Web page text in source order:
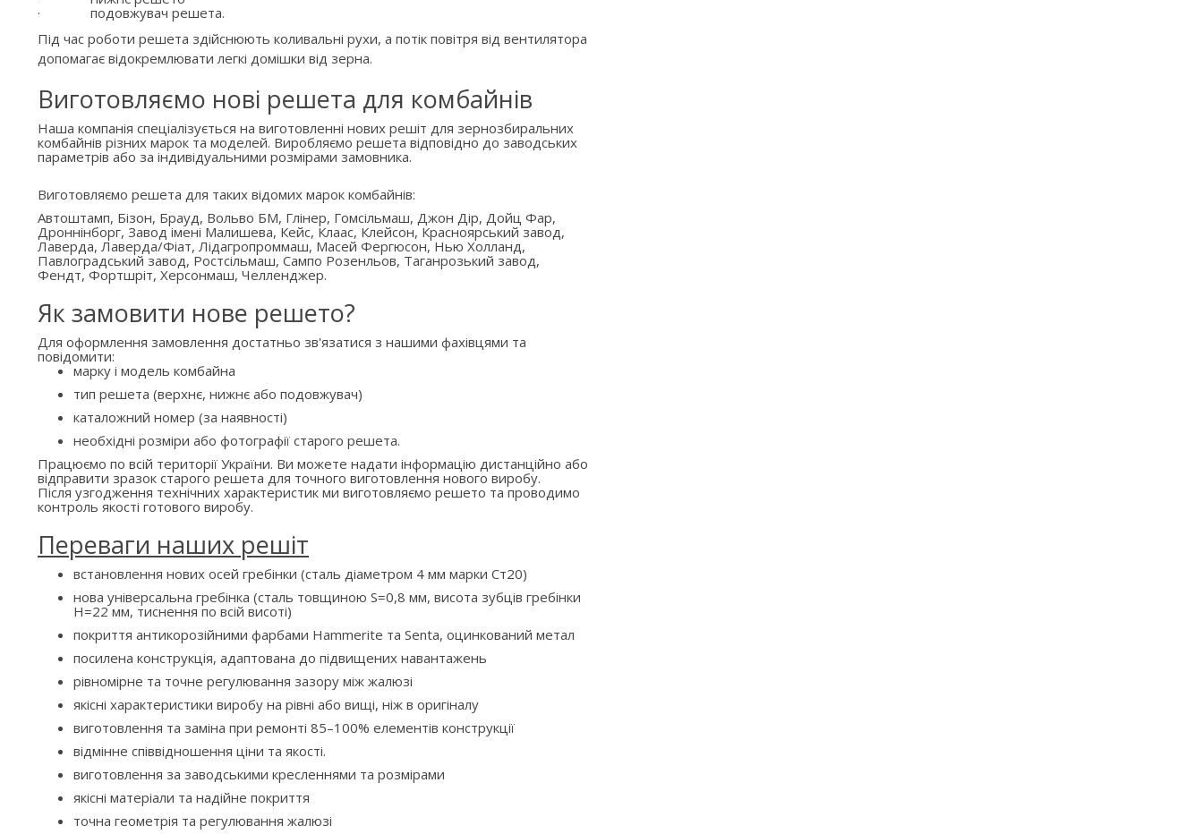
·
подовжувач решета.
Під час роботи решета здійснюють коливальні рухи, а потік повітря від вентилятора
допомагає відокремлювати легкі домішки від зерна.
Виготовляємо нові решета для комбайнів
Наша компанія спеціалізується на виготовленні нових решіт для зернозбиральних
комбайнів різних марок та моделей. Виробляємо решета відповідно до заводських
параметрів або за індивідуальними розмірами замовника.
Виготовляємо решета для таких відомих марок комбайнів:
Автоштамп, Бізон, Брауд, Вольво БМ, Глінер, Гомсільмаш, Джон Дір, Дойц Фар,
Дроннінборг, Завод імені Малишева, Кейс, Клаас, Клейсон, Красноярський завод,
Лаверда, Лаверда/Фіат, Лідагропроммаш, Масей Фергюсон, Нью Холланд,
Павлоградський завод, Ростсільмаш, Сампо Розенльов, Таганрозький завод,
Фендт, Фортшріт, Херсонмаш, Челленджер.
Як замовити нове решето?
Для оформлення замовлення достатньо зв'язатися з нашими фахівцями та
повідомити:
марку і модель комбайна
тип решета (верхнє, нижнє або подовжувач)
каталожний номер (за наявності)
необхідні розміри або фотографії старого решета.
Працюємо по всій території України. Ви можете надати інформацію дистанційно або
відправити зразок старого решета для точного виготовлення нового виробу.
Після узгодження технічних характеристик ми виготовляємо решето та проводимо
контроль якості готового виробу.
Переваги наших решіт
встановлення нових осей гребінки (сталь діаметром 4 мм марки Ст20)
нова універсальна гребінка (сталь товщиною S=0,8 мм, висота зубців гребінки
H=22 мм, тиснення по всій висоті)
покриття антикорозійними фарбами Hammerite та Senta, оцинкований метал
посилена конструкція, адаптована до підвищених навантажень
рівномірне та точне регулювання зазору між жалюзі
якісні характеристики виробу на рівні або вищі, ніж в оригіналу
виготовлення та заміна при ремонті 85–100% елементів конструкції
відмінне співвідношення ціни та якості.
виготовлення за заводськими кресленнями та розмірами
якісні матеріали та надійне покриття
точна геометрія та регулювання жалюзі